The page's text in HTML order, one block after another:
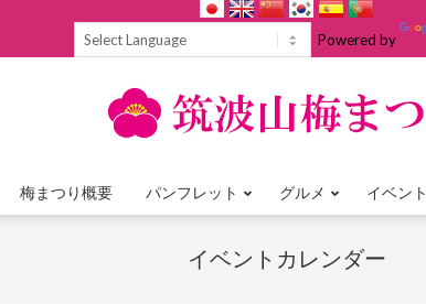
Powered by
Primary
Menu
梅まつり概要 パンフレット グルメ イベント
イベントカレンダー